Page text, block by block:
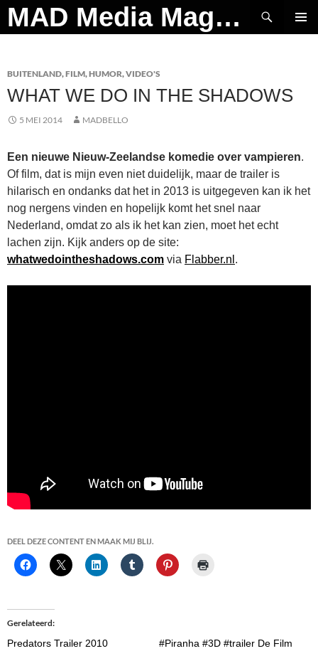
Ga
naar
MAD Media Magazine
Zoeken
BUITENLAND,FILM,HUMOR,VIDEO'S
WHAT WE DO IN THE SHADOWS
5 MEI 2014 MADBELLO
Een nieuwe Nieuw-Zeelandse komedie over vampieren.
Of film, dat is mijn even niet duidelijk, maar de trailer is
hilarisch en ondanks dat het in 2013 is uitgegeven kan ik het
nog nergens vinden en hopelijk komt het snel naar
Nederland, omdat zo als ik het kan zien, moet het echt
lachen zijn. Kijk anders op de site:
whatwedointheshadows.com via Flabber.nl .
DEEL DEZE CONTENT EN MAAK MIJ BLIJ.
Gerelateerd
Predators Trailer 2010
#Piranha #3D #trailer De Film